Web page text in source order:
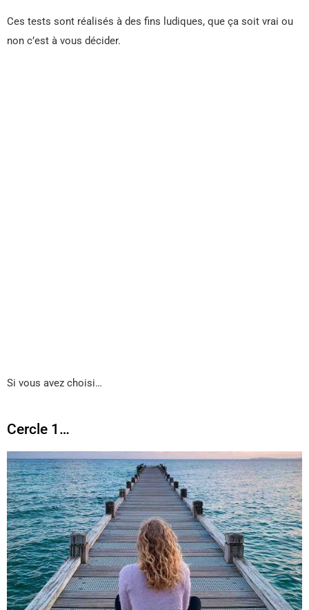
Ces tests sont réalisés à des fins ludiques, que ça soit vrai ou
non c’est à vous décider.
Si vous avez choisi…
Cercle 1…